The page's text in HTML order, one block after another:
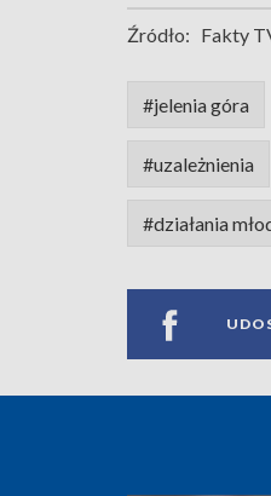
Źródło: Fakty
#jelenia góra
#uzależnienia
#działania